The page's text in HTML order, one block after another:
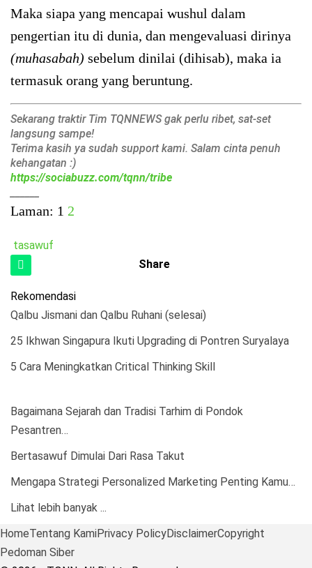
Maka siapa yang mencapai wushul dalam
pengertian itu di dunia, dan mengevaluasi dirinya
(muhasabah) sebelum dinilai (dihisab), maka ia
termasuk orang yang beruntung.
Sekarang traktir Tim TQNNEWS gak perlu ribet, sat-set
langsung sampe!
Terima kasih ya sudah support kami. Salam cinta penuh
kehangatan :)
https://sociabuzz.com/tqnn/tribe
Laman: 1 2
tasawuf
Share
Rekomendasi
Qalbu Jismani dan Qalbu Ruhani (selesai)
25 Ikhwan Singapura Ikuti Upgrading di Pontren Suryalaya
5 Cara Meningkatkan Critical Thinking Skill
Bagaimana Sejarah dan Tradisi Tarhim di Pondok
Pesantren…
Bertasawuf Dimulai Dari Rasa Takut
Mengapa Strategi Personalized Marketing Penting Kamu…
Lihat lebih banyak ...
HomeTentang KamiPrivacy PolicyDisclaimerCopyright
Pedoman Siber